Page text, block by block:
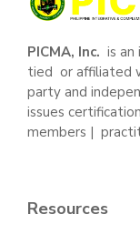
PICMA, Inc. is
tied or affiliated
party and
issues
members |
Resources